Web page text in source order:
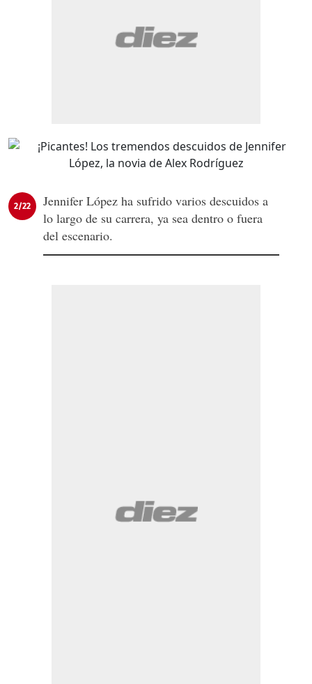
2/22
Jennifer López ha sufrido varios descuidos a
lo largo de su carrera, ya sea dentro o fuera
del escenario.